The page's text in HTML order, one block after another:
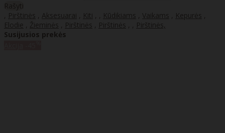
Rašyti
, Pirštinės , Aksesuarai , Kiti , , Kūdikiams , Vaikams , Kepurės ,
Elodie , Žieminės , Pirštinės , Pirštinės , , Pirštinės,
Susijusios prekės